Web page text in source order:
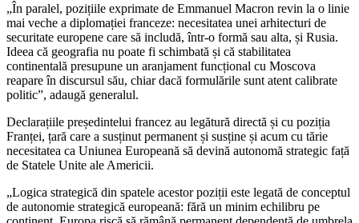
„În paralel, pozițiile exprimate de Emmanuel Macron revin la o linie
mai veche a diplomației franceze: necesitatea unei arhitecturi de
securitate europene care să includă, într-o formă sau alta, și Rusia.
Ideea că geografia nu poate fi schimbată și că stabilitatea
continentală presupune un aranjament funcțional cu Moscova
reapare în discursul său, chiar dacă formulările sunt atent calibrate
politic”, adaugă generalul.
Declarațiile președintelui francez au legătură directă și cu poziția
Franței, țară care a susținut permanent și susține și acum cu tărie
necesitatea ca Uniunea Europeană să devină autonomă strategic față
de Statele Unite ale Americii.
„Logica strategică din spatele acestor poziții este legată de conceptul
de autonomie strategică europeană: fără un minim echilibru pe